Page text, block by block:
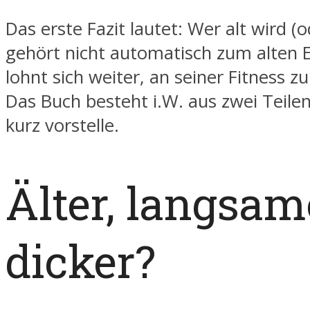
Das erste Fazit lautet: Wer alt wird
gehört nicht automatisch zum alten
lohnt sich weiter, an seiner Fitness
Das Buch besteht i.W. aus zwei
kurz vorstelle.
Älter,
dicker?